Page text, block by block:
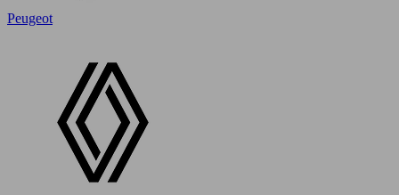
Peugeot